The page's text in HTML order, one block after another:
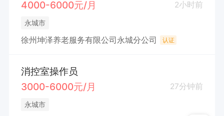
4000-6000元/月
2小时前
永城市
徐州坤泽养老服务有限公司永城分公司 认证
消控室操作员
3000-6000元/月
27分钟前
永城市